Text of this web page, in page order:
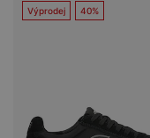
Výprodej 40%